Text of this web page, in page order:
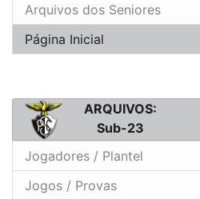
Arquivos dos Seniores
Página Inicial
ARQUIVOS:
Sub-23
Jogadores / Plantel
Jogos / Provas